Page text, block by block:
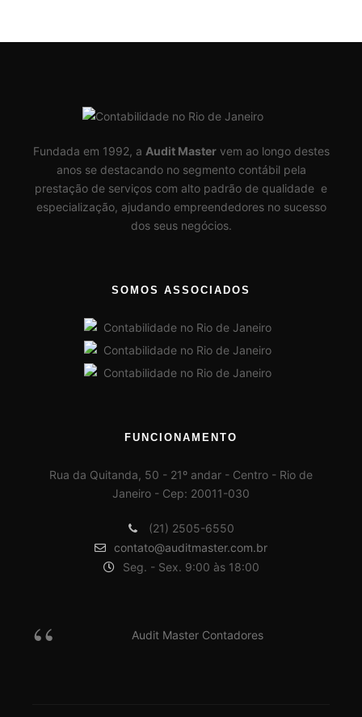
Fundada em 1992, a Audit Mastervem ao longo destes
anos se destacando no segmento contábil pela
prestação de serviços com alto padrão de qualidade e
especialização, ajudando empreendedores no sucesso
dos seus negócios.
SOMOS ASSOCIADOS
FUNCIONAMENTO
Rua da Quitanda, 50 - 21º andar - Centro - Rio de
Janeiro - Cep: 20011-030
(21) 2505-6550
contato@auditmaster.com.br
Seg. - Sex. 9:00 às 18:00
Audit Master Contadores